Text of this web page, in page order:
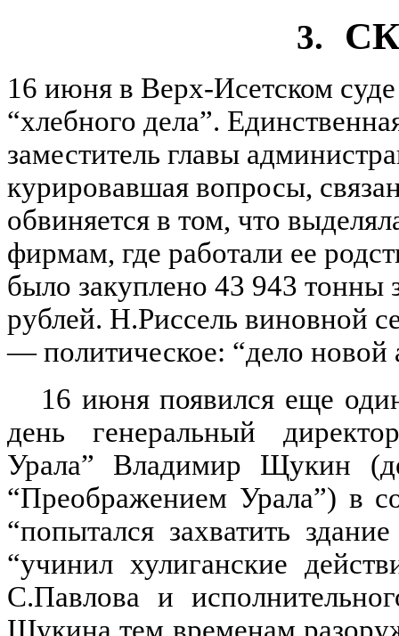
3.
16 июня в Верх-Исетском
“хлебного дела”.
заместитель главы
курировавшая вопросы,
обвиняется в том, что
фирмам, где работали ее
было закуплено 43 943
рублей. Н.Риссель виновной
— политическое: “дело новой
16 июня появился еще
день генеральный
Урала” Владимир Щукин
“Преображением Урала”) в
“попытался захватить
“учинил хулиганские
С.Павлова и